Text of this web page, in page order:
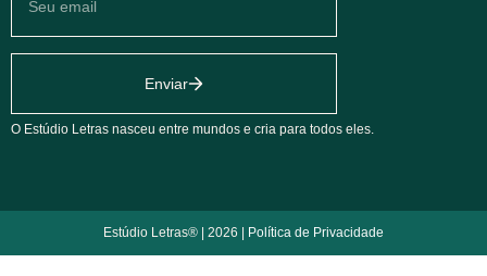
Enviar
O Estúdio Letras nasceu entre mundos e cria para todos eles.
Estúdio Letras® | 2026 | Política de Privacidade